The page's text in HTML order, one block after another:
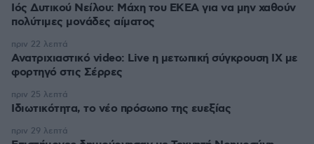
Ιός Δυτικού Νείλου: Μάχη του ΕΚΕΑ για να μην χαθούν
πολύτιμες μονάδες αίματος
Ανατριχιαστικό video: Live η μετωπική σύγκρουση ΙΧ με
φορτηγό στις Σέρρες
πριν 22 λεπτά
Ιδιωτικότητα, το νέο πρόσωπο της ευεξίας
πριν 25 λεπτά
πριν 29 λεπτά